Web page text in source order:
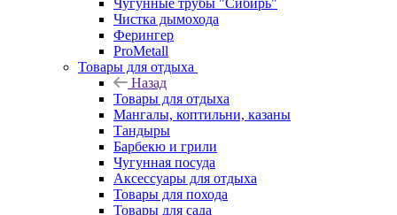
Чугунные трубы "Сибирь"
Чистка дымохода
Ферингер
ProMetall
Товары для отдыха
Назад
Товары для отдыха
Мангалы, коптильни, казаны
Тандыры
Барбекю и грили
Чугунная посуда
Аксессуары для отдыха
Товары для похода
Товары для сада